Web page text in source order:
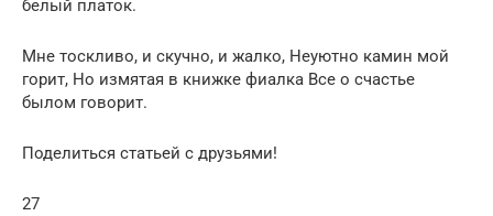
белый платок.
Мне тоскливо, и скучно, и жалко, Неуютно камин мой
горит, Но измятая в книжке фиалка Все о счастье
былом говорит.
Поделиться статьей с друзьями!
27